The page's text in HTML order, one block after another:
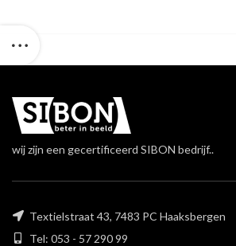
wij zijn een gecertificeerd SIBON bedrijf..
Textielstraat 43, 7483 PC Haaksbergen
Tel: 053 - 57 290 99